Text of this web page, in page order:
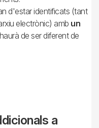
d'estar identificats (tant
electrònic) amb un
de ser diferent de
a